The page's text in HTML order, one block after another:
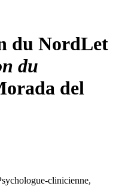
du NordLet
du
del
clinicienne,